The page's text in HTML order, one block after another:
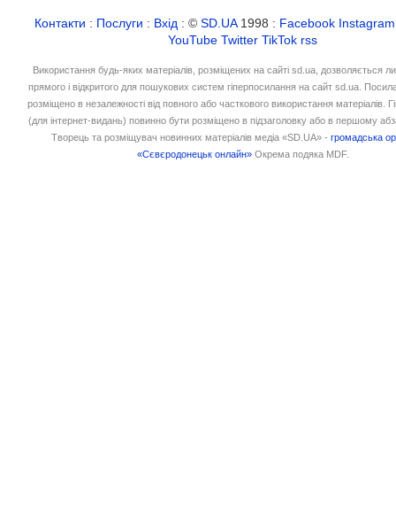
Контакти : Послуги : Вхід : ©SD.UA1998 : Facebook Instagram
YouTube Twitter TikTok rss
Використання будь-яких матеріалів, розміщених на сайті sd.ua, дозволяється
прямого і відкритого для пошукових систем гіперпосилання на сайт sd.ua.
розміщено в незалежності від повного або часткового використання матеріалів.
(для інтернет-видань) повинно бути розміщено в підзаголовку або в першому
Творець та розміщувач новинних матеріалів медіа «SD.UA» -громадська
«Сєвєродонецьк онлайн» Окрема подяка MDF.